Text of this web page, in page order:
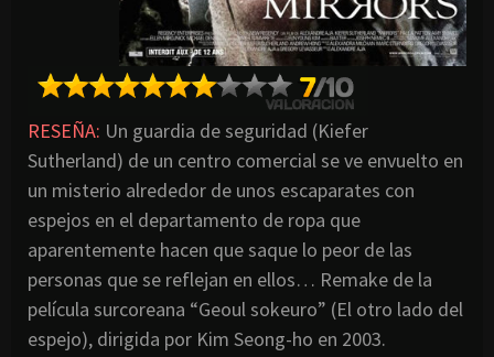
RESEÑA: Un guardia de seguridad (Kiefer
Sutherland) de un centro comercial se ve envuelto en
un misterio alrededor de unos escaparates con
espejos en el departamento de ropa que
aparentemente hacen que saque lo peor de las
personas que se reflejan en ellos… Remake de la
película surcoreana “Geoul sokeuro” (El otro lado del
espejo), dirigida por Kim Seong-ho en 2003.